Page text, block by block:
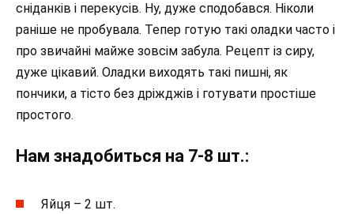
сніданків і перекусів. Ну, дуже сподобався. Ніколи
раніше не пробувала. Тепер готую такі оладки часто і
про звичайні майже зовсім забула. Рецепт із сиру,
дуже цікавий. Оладки виходять такі пишні, як
пончики, а тісто без дріжджів і готувати простіше
простого.
Нам знадобиться на 7-8 шт.:
Яйця – 2 шт.